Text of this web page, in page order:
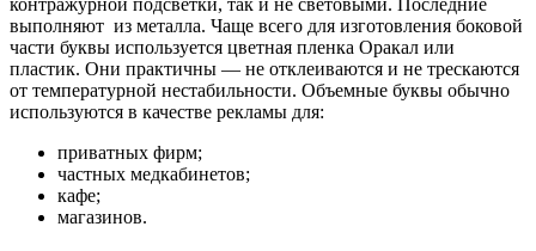
контражурной подсветки, так и не световыми. Последние
выполняют из металла. Чаще всего для изготовления боковой
части буквы используется цветная пленка Оракал или
пластик. Они практичны — не отклеиваются и не трескаются
от температурной нестабильности. Объемные буквы обычно
используются в качестве рекламы для:
приватных фирм;
частных медкабинетов;
кафе;
магазинов.